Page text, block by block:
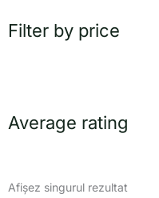
Filter by price
Average rating
Afișez singurul rezultat